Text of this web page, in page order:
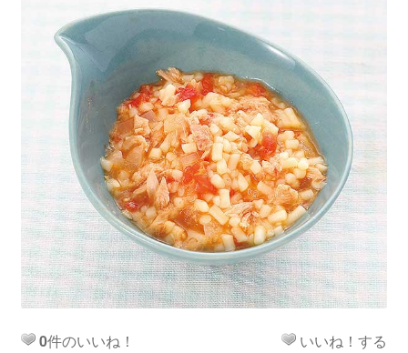
0件のいいね！ いいね！する